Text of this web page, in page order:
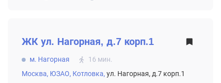
ЖК ул. Нагорная, д.7 корп.1
м. Нагорная
16 мин.
Москва, ЮЗАО, Котловка, ул. Нагорная, д.7 корп.1